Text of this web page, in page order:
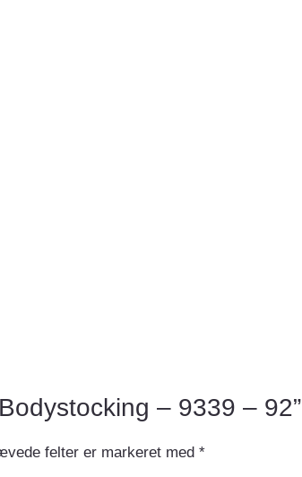
– 9339 – 92”
felter er markeret med*